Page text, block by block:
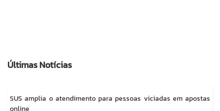
Últimas Notícias
SUS amplia o atendimento para pessoas viciadas em apostas
online